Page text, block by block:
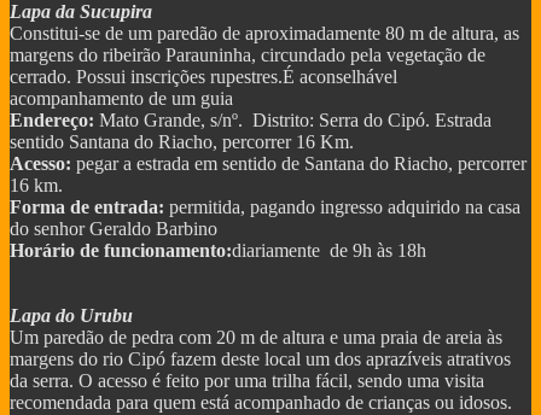
Lapa da Sucupira
Constitui-se de um paredão de aproximadamente 80 m de altura, as
margens do ribeirão Parauninha, circundado pela vegetação de
cerrado. Possui inscrições rupestres.É aconselhável
acompanhamento de um guia
Endereço: Mato Grande, s/nº. Distrito: Serra do Cipó. Estrada
sentido Santana do Riacho, percorrer 16 Km.
Acesso: pegar a estrada em sentido de Santana do Riacho, percorrer
16 km.
Forma de entrada: permitida, pagando ingresso adquirido na casa
do senhor Geraldo Barbino
Horário de funcionamento:diariamente de 9h às 18h
Lapa do Urubu
Um paredão de pedra com 20 m de altura e uma praia de areia às
margens do rio Cipó fazem deste local um dos aprazíveis atrativos
da serra. O acesso é feito por uma trilha fácil, sendo uma visita
recomendada para quem está acompanhado de crianças ou idosos.